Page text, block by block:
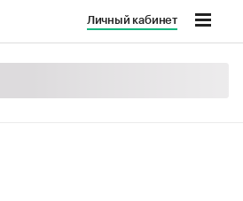
Личный кабинет